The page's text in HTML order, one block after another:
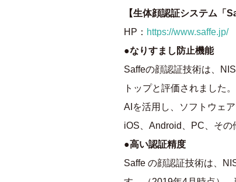
【生体顔認証システム「
HP： https://www.saffe.jp/
●なりすまし防止機能
Saffeの顔認証技術は、
トップと評価されました。
AIを活用し、ソフトウェ
iOS、Android、PC、その
●高い認証精度
Saffe の顔認証技術は、